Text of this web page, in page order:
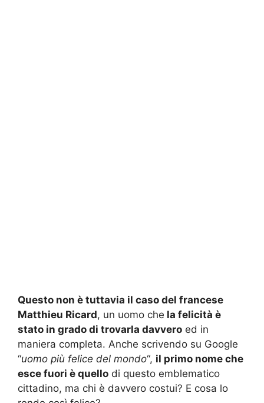
Questo non è tuttavia il caso del francese
Matthieu Ricard, un uomo che la felicità è
stato in grado di trovarla davvero ed in
maniera completa. Anche scrivendo su Google
“uomo più felice del mondo“, il primo nome che
esce fuori è quello di questo emblematico
cittadino, ma chi è davvero costui? E cosa lo